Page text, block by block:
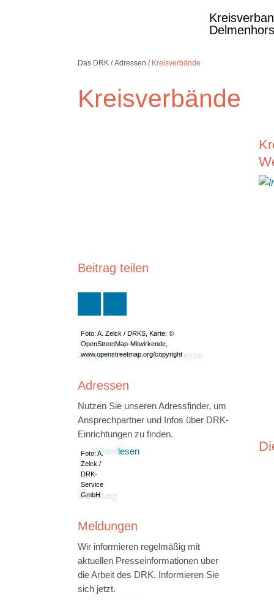
Das DRK Adressen Kreisverbände
Kreisverbände
Beitrag teilen
Foto: A. Zelck / DRKS, Karte: ©
OpenStreetMap-Mitwirkende,
www.openstreetmap.org/copyright
Adressen
Nutzen Sie unseren Adressfinder, um
Ansprechpartner und Infos über DRK-
Einrichtungen zu finden.
Weiterlesen
Foto: A.
Zelck /
DRK-
Service
GmbH
Meldungen
Wir informieren regelmäßig mit
aktuellen Presseinformationen über
die Arbeit des DRK. Informieren Sie
sich jetzt.